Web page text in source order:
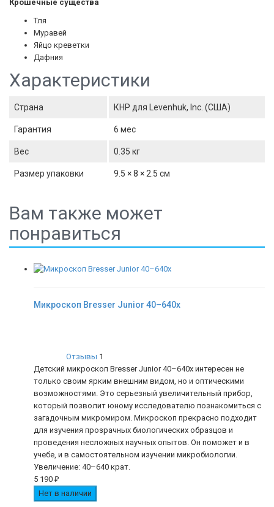
Крошечные существа
Тля
Муравей
Яйцо креветки
Дафния
Характеристики
Страна КНР для Levenhuk, Inc. (США)
Гарантия 6 мес
Вес 0.35 кг
Размер упаковки 9.5 × 8 × 2.5 см
Вам также может
понравиться
Микроскоп Bresser Junior 40–640x
Отзывы 1
Детский микроскоп Bresser Junior 40–640x интересен не
только своим ярким внешним видом, но и оптическими
возможностями. Это серьезный увеличительный прибор,
который позволит юному исследователю познакомиться с
загадочным микромиром. Микроскоп прекрасно подходит
для изучения прозрачных биологических образцов и
проведения несложных научных опытов. Он поможет и в
учебе, и в самостоятельном изучении микробиологии.
Увеличение: 40–640 крат.
5 190 ₽
Нет в наличии